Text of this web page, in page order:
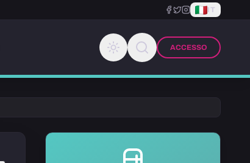
IT
ACCESSO